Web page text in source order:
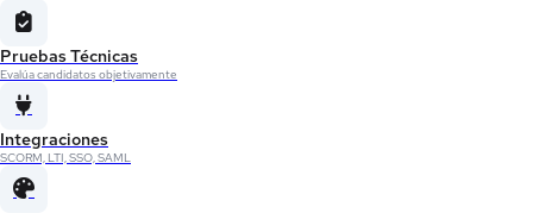
Pruebas Técnicas
Evalúa candidatos objetivamente
Integraciones
SCORM, LTI, SSO, SAML